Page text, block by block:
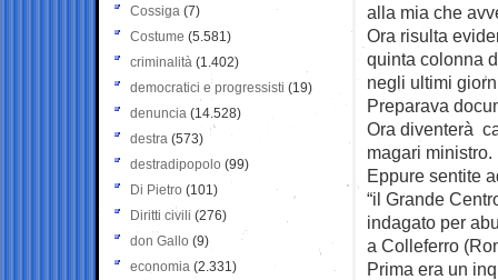
alla mia che
Ora risulta
quinta colonna
negli ultimi
Preparava
Ora diventerà
magari ministro.
Eppure sentite
“il Grande
indagato per
a Colleferro
Prima era un
Cossiga (7)
Costume (5.581)
criminalità (1.402)
democratici e progressisti (19)
denuncia (14.528)
destra (573)
destradipopolo (99)
Di Pietro (101)
Diritti civili (276)
don Gallo (9)
economia (2.331)